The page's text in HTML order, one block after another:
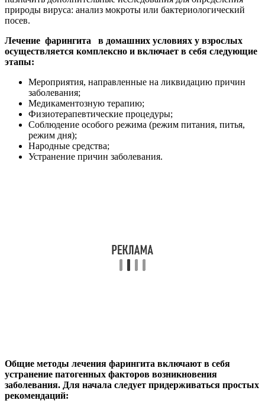
природы вируса: анализ мокроты или бактериологический
посев.
Лечение фарингита в домашних условиях у взрослых
осуществляется комплексно и включает в себя следующие
этапы:
Мероприятия, направленные на ликвидацию причин
заболевания;
Медикаментозную терапию;
Физиотерапевтические процедуры;
Соблюдение особого режима (режим питания, питья,
режим дня);
Народные средства;
Устранение причин заболевания.
Общие методы лечения фарингита включают в себя
устранение патогенных факторов возникновения
заболевания. Для начала следует придерживаться простых
рекомендаций: